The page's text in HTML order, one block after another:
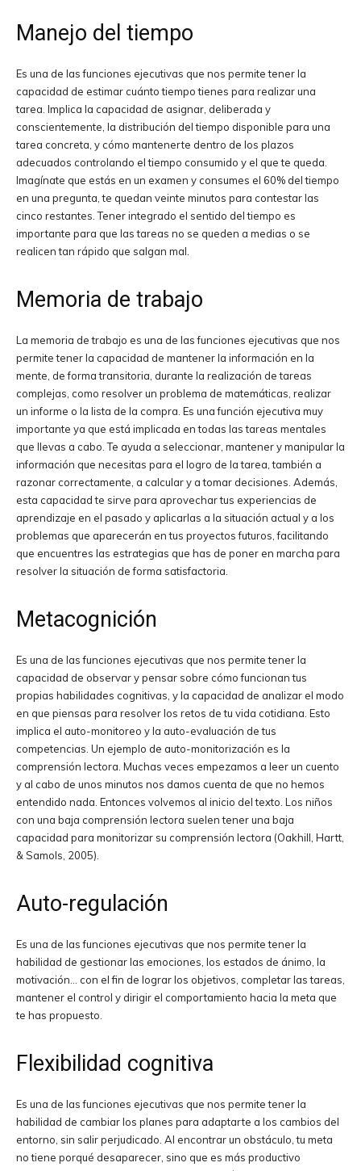
Manejo del tiempo
Es una de las funciones ejecutivas que nos permite tener la
capacidad de estimar cuánto tiempo tienes para realizar una
tarea. Implica la capacidad de asignar, deliberada y
conscientemente, la distribución del tiempo disponible para una
tarea concreta, y cómo mantenerte dentro de los plazos
adecuados controlando el tiempo consumido y el que te queda.
Imagínate que estás en un examen y consumes el 60% del tiempo
en una pregunta, te quedan veinte minutos para contestar las
cinco restantes. Tener integrado el sentido del tiempo es
importante para que las tareas no se queden a medias o se
realicen tan rápido que salgan mal.
Memoria de trabajo
La memoria de trabajo es una de las funciones ejecutivas que nos
permite tener la capacidad de mantener la información en la
mente, de forma transitoria, durante la realización de tareas
complejas, como resolver un problema de matemáticas, realizar
un informe o la lista de la compra. Es una función ejecutiva muy
importante ya que está implicada en todas las tareas mentales
que llevas a cabo. Te ayuda a seleccionar, mantener y manipular la
información que necesitas para el logro de la tarea, también a
razonar correctamente, a calculary a tomar decisiones. Además,
esta capacidad te sirve para aprovechar tus experiencias de
aprendizaje en el pasado y aplicarlas a la situación actual y a los
problemas que aparecerán en tus proyectos futuros, facilitando
que encuentres las estrategias que has de poner en marcha para
resolver la situación de forma satisfactoria.
Metacognición
Es una de las funciones ejecutivas que nos permite tener la
capacidad de observar y pensar sobre cómo funcionan tus
propias habilidades cognitivas, y la capacidad de analizar el modo
en que piensas para resolver los retos de tu vida cotidiana. Esto
implica el auto-monitoreo y la auto-evaluación de tus
competencias. Un ejemplo de auto-monitorización es la
comprensión lectora. Muchas veces empezamos a leer un cuento
y al cabo de unos minutos nos damos cuenta de que no hemos
entendido nada. Entonces volvemos al inicio del texto. Los niños
con una baja comprensión lectora suelen tener una baja
capacidad para monitorizar su comprensión lectora (Oakhill, Hartt,
& Samols, 2005).
Auto-regulación
Es una de las funciones ejecutivas que nos permite tener la
habilidad de gestionar las emociones, los estados de ánimo, la
motivación… con el fin de lograr los objetivos, completar las tareas,
mantener el control y dirigir el comportamiento hacia la meta que
te has propuesto.
Flexibilidad cognitiva
Es una de las funciones ejecutivas que nos permite tener la
habilidad de cambiar los planes para adaptarte a los cambios del
entorno, sin salir perjudicado. Al encontrar un obstáculo, tu meta
no tiene porqué desaparecer, sino que es más productivo